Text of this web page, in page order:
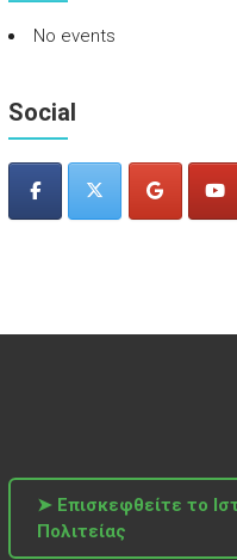
No events
Social
➤ Επισκεφθείτε το
Πολιτείας